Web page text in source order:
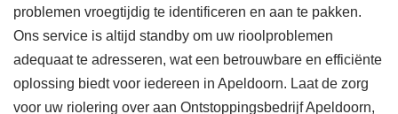
problemen vroegtijdig te identificeren en aan te pakken.
Ons service is altijd standby om uw rioolproblemen
adequaat te adresseren, wat een betrouwbare en efficiënte
oplossing biedt voor iedereen in Apeldoorn. Laat de zorg
voor uw riolering over aan Ontstoppingsbedrijf Apeldoorn,